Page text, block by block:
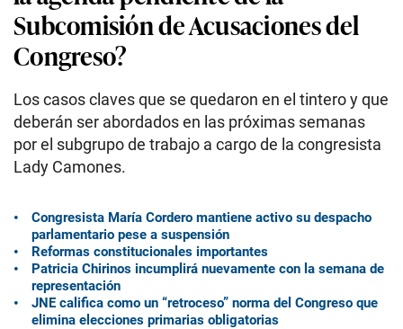
Subcomisión de Acusaciones del
Congreso?
Los casos claves que se quedaron en el tintero y que
deberán ser abordados en las próximas semanas
por el subgrupo de trabajo a cargo de la congresista
Lady Camones.
Congresista María Cordero mantiene activo su despacho
parlamentario pese a suspensión
Reformas constitucionales importantes
Patricia Chirinos incumplirá nuevamente con la semana de
representación
JNE califica como un “retroceso” norma del Congreso que
elimina elecciones primarias obligatorias